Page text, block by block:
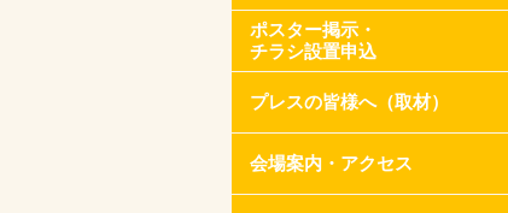
ポスター掲示・
チラシ設置申込
プレスの皆様へ（取材）
会場案内・アクセス